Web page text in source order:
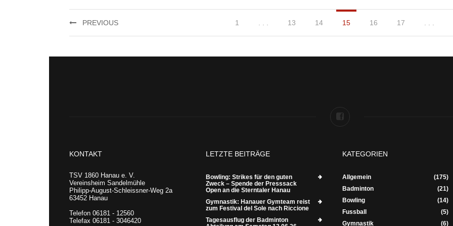
PREVIOUS 1 13 14 15 16 17
KONTAKT
TSV 1860 Hanau e. V.
Vereinsheim Sandelmühle
Philipp-August-Schleissner-Weg 2a
63452 Hanau
Telefon 06181 - 12560
Telefax 06181 - 3046420
LETZTE BEITRÄGE
Bowling: Strikes für den guten
Zweck – Spende der Presssack
Open an die Sterntaler Hanau
Gymnastik: Hanauer Gymteam reist
zum Festival del Sole nach Riccione
Tagesausflug der Badminton
KATEGORIEN
Allgemein
(175)
Badminton
(21)
Bowling
(14)
Fussball
(5)
Gymnastik
(6)